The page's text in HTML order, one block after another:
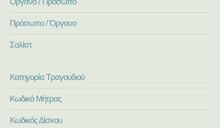
Πρόσωπο / Όργανο
Σολίστ
Κατηγορία Τραγουδιού
Κωδικό Μήτρας
Κωδικός Δίσκου